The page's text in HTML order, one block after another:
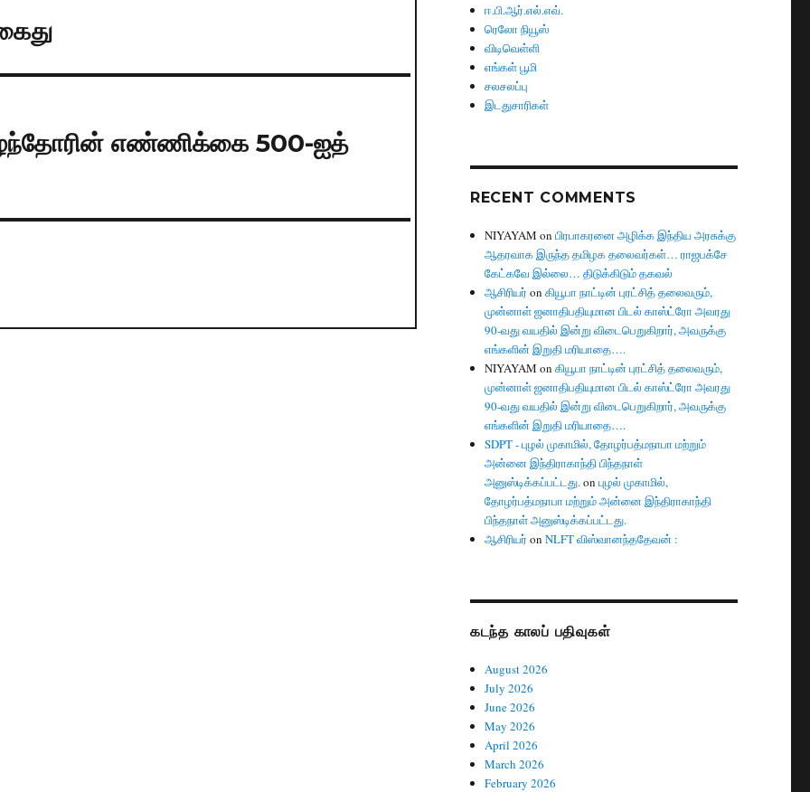
எண்ணிக்கை 500-ஐத்
ஈ.பி.ஆர்.எல்.எவ்.
ரெலோ நியூஸ்
விடிவெள்ளி
எங்கள் பூமி
சலசலப்பு
இடதுசாரிகள்
RECENT COMMENTS
NIYAYAM onபிரபாகரனை அழிக்க இந்திய அரசுக்கு
ஆதரவாக இருந்த தமிழக தலைவர்கள்… ராஜபக்சே
கேட்கவே இல்லை… திடுக்கிடும் தகவல்
ஆசிரியர் onகியூபா நாட்டின் புரட்சித் தலைவரும்,
முன்னாள் ஜனாதிபதியுமான பிடல் காஸ்ட்ரோ அவரது
90-வது வயதில் இன்று விடைபெறுகிறார், அவருக்கு
எங்களின் இறுதி மரியாதை….
NIYAYAM onகியூபா நாட்டின் புரட்சித் தலைவரும்,
முன்னாள் ஜனாதிபதியுமான பிடல் காஸ்ட்ரோ அவரது
90-வது வயதில் இன்று விடைபெறுகிறார், அவருக்கு
எங்களின் இறுதி மரியாதை….
SDPT - புழல் முகாமில், தோழர்பத்மநாபா மற்றும்
அன்னை இந்திராகாந்தி பிந்தநாள்
அனுஸ்டிக்கப்பட்டது.onபுழல் முகாமில்,
தோழர்பத்மநாபா மற்றும் அன்னை இந்திராகாந்தி
பிந்தநாள் அனுஸ்டிக்கப்பட்டது.
ஆசிரியர் onNLFT விஸ்வானந்ததேவன் :
கடந்த காலப் பதிவுகள்
August 2026
July 2026
June 2026
May 2026
April 2026
March 2026
February 2026